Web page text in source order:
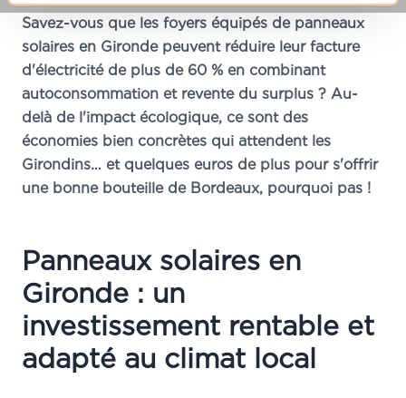
Savez-vous que les foyers équipés de panneaux
solaires en Gironde peuvent réduire leur facture
d'électricité de plus de 60 % en combinant
autoconsommation et revente du surplus ? Au-
delà de l'impact écologique, ce sont des
économies bien concrètes qui attendent les
Girondins… et quelques euros de plus pour s'offrir
une bonne bouteille de Bordeaux, pourquoi pas !
Panneaux solaires en
Gironde : un
investissement rentable et
adapté au climat local